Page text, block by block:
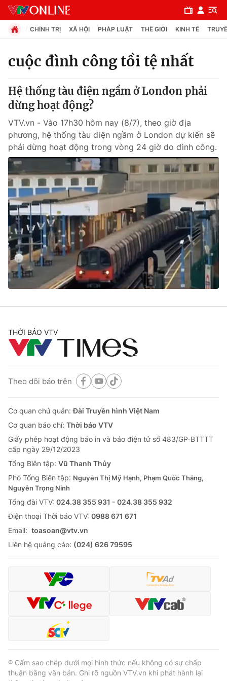
Chuyên mục
Chính trị
Xã hội
Pháp luật
Y tế
Thế giới
Tin tức
Thế giới đó đây
Câu chuyện quốc tế
Kinh tế
Tài chính
Thị trường
Góc doanh nghiệp
Dữ liệu và đời sống
Truyền hình
Phim VTV
Hậu trường
Giải sao mai
Giải trí
Điện ảnh
Âm nhạc
Du lịch
Làm đẹp
Chất lượng cuộc sống
Tuyển sinh
Học trực tuyến
Công nghệ
Hitech Công nghệ tương lai
Sản phẩm
Thị trường
Tư vấn
Giao lưu trực tuyến
Lịch phát sóng
Chuyên mục khác
Emagazine Podcast
Video Shorts video
VTV Money
VTV Sức khoẻ Bất động sản
CHÍNH TRỊ XÃ HỘI PHÁP LUẬT THẾ GIỚI KINH TẾ
cuộc đình công tồi tệ nhất
Hệ thống tàu điện ngầm ở London phải
dừng hoạt động?
VTV.vn - Vào 17h30 hôm nay (8/7), theo giờ địa
phương, hệ thống tàu điện ngầm ở London dự kiến sẽ
phải dừng hoạt động trong vòng 24 giờ do đình công.
THỜI BÁO VTV
Theo dõi báo trên
Cơ quan chủ quản:Đài Truyền hình Việt Nam
Cơ quan báo chí: Thời báo VTV
Giấy phép hoạt động báo in và báo điện tử số 483/GP-BTTTT
cấp ngày 29/12/2023
Tổng Biên tập: Vũ Thanh Thủy
Phó Tổng Biên tập: Nguyễn Thị Mỹ Hạnh, Phạm Quốc Thắng,
Nguyễn Trọng Ninh
Tổng đài VTV: 024.38 355 931 - 024.38 355 932
Ðiện thoại Thời báo VTV: 0988 671 671
Email: toasoan@vtv.vn
Liên hệ quảng cáo: (024) 626 79595
® Cấm sao chép dưới mọi hình thức nếu không có sự chấp
thuận bằng văn bản. Ghi rõ nguồn VTV.vn khi phát hành lại